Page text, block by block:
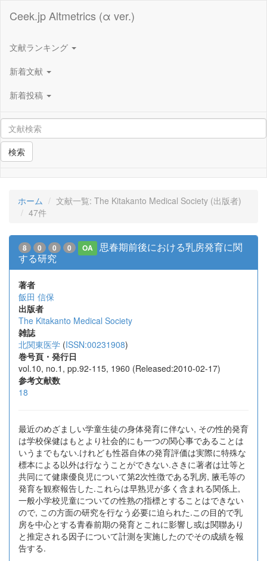
Ceek.jp Altmetrics (α ver.)
文献ランキング
新着文献
新着投稿
検索
ホーム
文献一覧: The Kitakanto Medical Society (出版者)
47件
8 0 0 0 OA
思春期前後における乳房発育に関
する研究
著者
飯田 信保
出版者
The Kitakanto Medical Society
雑誌
北関東医学 (ISSN:00231908)
巻号頁・発行日
vol.10, no.1, pp.92-115, 1960 (Released:2010-02-17)
参考文献数
18
最近のめざましい学童生徒の身体発育に伴ない, その性的発育
は学校保健はもとより社会的にも一つの関心事であることは
いうまでもない.けれども性器自体の発育評価は実際に特殊な
標本による以外は行なうことができない.さきに著者は辻等と
共同にて健康優良児について第2次性徴である乳房, 腋毛等の
発育を観察報告した.これらは早熟児が多く含まれる関係上,
一般小学校児童についての性熟の指標とすることはできない
ので, この方面の研究を行なう必要に迫られた.この目的で乳
房を中心とする青春前期の発育とこれに影響し或は関聯あり
と推定される因子について計測を実施したのでその成績を報
告する.